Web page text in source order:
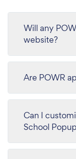
Will any
website?
Are POWR
Can I
School